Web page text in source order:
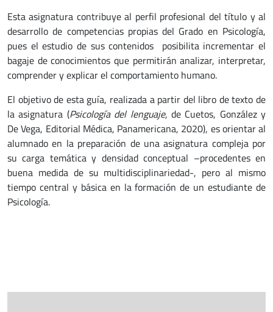
Esta asignatura contribuye al perfil profesional del título y al
desarrollo de competencias propias del Grado en Psicología,
pues el estudio de sus contenidos posibilita incrementar el
bagaje de conocimientos que permitirán analizar, interpretar,
comprender y explicar el comportamiento humano.
El objetivo de esta guía, realizada a partir del libro de texto de
la asignatura (Psicología del lenguaje, de Cuetos, González y
De Vega, Editorial Médica, Panamericana, 2020), es orientar al
alumnado en la preparación de una asignatura compleja por
su carga temática y densidad conceptual –procedentes en
buena medida de su multidisciplinariedad-, pero al mismo
tiempo central y básica en la formación de un estudiante de
Psicología.